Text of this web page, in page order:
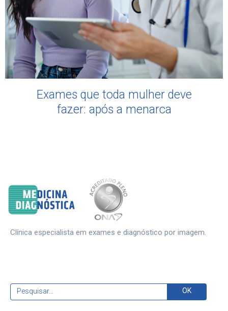
Exames que toda mulher deve
fazer: após a menarca
Clínica especialista em exames e diagnóstico por imagem.